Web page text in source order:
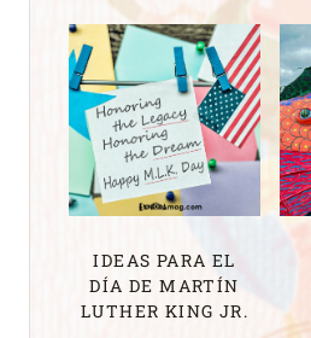
IDEAS PARA EL
DÍA DE MARTÍN
LUTHER KING JR.